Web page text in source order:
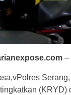
–
(KRYD)